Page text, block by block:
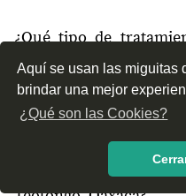
Aquí se usan las miguitas
brindar una mejor
¿Qué son las Cookies?
¿Qué tipo de
Oaxaca?
¿Cómo es el servicio
encontrar en Teotongo,
¿Recomiendas las